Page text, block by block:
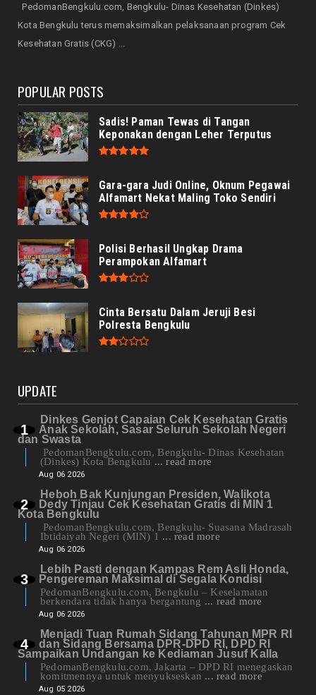
Bunda Literasi Buka Lomba Duta Baca
Pelajar SMP/MTs 2026, 10...
PedomanBengkulu.com, Bengkulu- Dinas Kesehatan (Dinkes)
Kota Bengkulu terus memaksimalkan pelaksanaan program Cek
Kesehatan Gratis (CKG) ...
POPULAR POSTS
Sadis! Paman Tewas di Tangan
Keponakan dengan Leher Terputus
Gara-gara Judi Online, Oknum Pegawai
Alfamart Nekat Maling Toko Sendiri
Polisi Berhasil Ungkap Drama
Perampokan Alfamart
Cinta Bersatu Dalam Jeruji Besi
Polresta Bengkulu
UPDATE
Dinkes Genjot Capaian Cek Kesehatan Gratis
Anak Sekolah, Sasar Seluruh Sekolah Negeri
dan Swasta
PedomanBengkulu.com, Bengkulu- Dinas Kesehatan
(Dinkes) Kota Bengkulu ... read more
Aug 06 2026
Heboh Bak Kunjungan Presiden, Walikota
Dedy Tinjau Cek Kesehatan Gratis di MIN 1
Kota Bengkulu
PedomanBengkulu.com, Bengkulu- Suasana Madrasah
Ibtidaiyah Negeri (MIN) 1 ... read more
Aug 06 2026
Lebih Pasti dengan Kampas Rem Asli Honda,
Pengereman Maksimal di Segala Kondisi
PedomanBengkulu.com, Bengkulu – Keselamatan
berkendara tidak hanya bergantung ... read more
Aug 06 2026
Menjadi Tuan Rumah Sidang Tahunan MPR RI
dan Sidang Bersama DPR-DPD RI, DPD RI
Sampaikan Undangan ke Kediaman Jusuf Kalla
PedomanBengkulu.com, Jakarta – DPD RI menegaskan
komitmennya untuk menyukseskan ... read more
Aug 05 2026